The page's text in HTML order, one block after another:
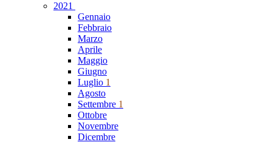
2021
Gennaio
Febbraio
Marzo
Aprile
Maggio
Giugno
Luglio 1
Agosto
Settembre 1
Ottobre
Novembre
Dicembre